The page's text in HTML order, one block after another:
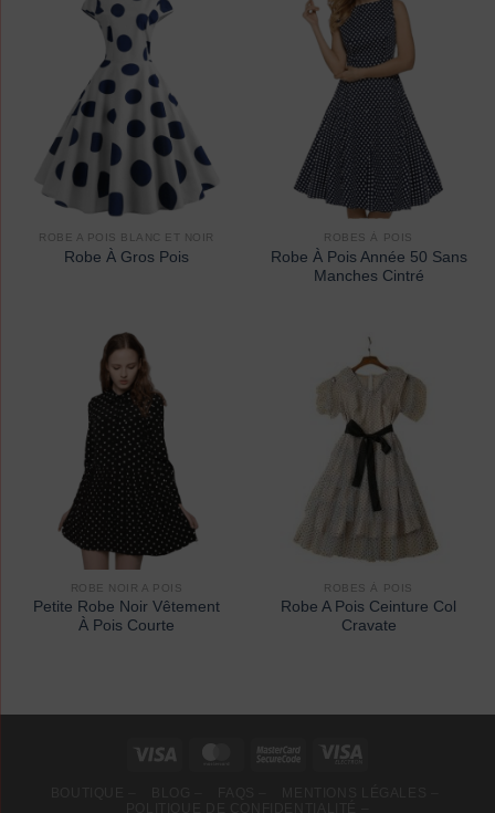
ROBE A POIS BLANC ET NOIR
Robe À Gros Pois
ROBES À POIS
Robe À Pois Année 50 Sans
Manches Cintré
ROBE NOIR A POIS
Petite Robe Noir Vêtement
À Pois Courte
ROBES À POIS
Robe A Pois Ceinture Col
Cravate